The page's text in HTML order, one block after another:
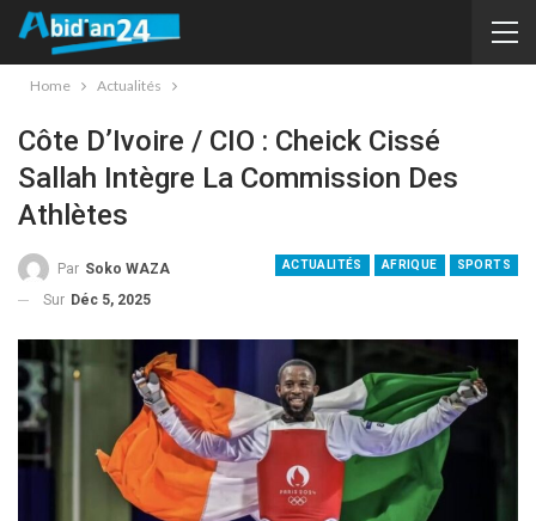
Home Actualités
Côte D’Ivoire / CIO : Cheick Cissé
Sallah Intègre La Commission Des
Athlètes
ACTUALITÉS AFRIQUE SPORTS
Par Soko WAZA
Sur Déc 5, 2025